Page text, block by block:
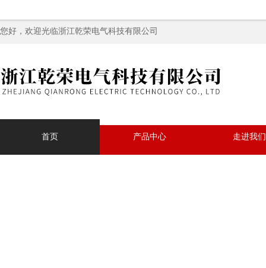
您好，欢迎光临浙江乾荣电气科技有限公司
首页 产品中心 走进我们